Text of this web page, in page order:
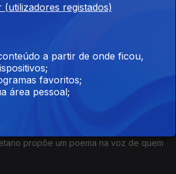
propõe um poema na voz de quem
propõe um poema na voz de quem
(utilizadores registados)
a partir de onde ficou,
favoritos;
área pessoal;